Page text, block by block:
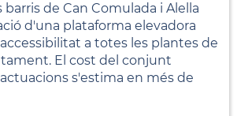
barris de Can Comulada i Alella
d'una plataforma elevadora
a totes les plantes de
El cost del conjunt
s'estima en més de